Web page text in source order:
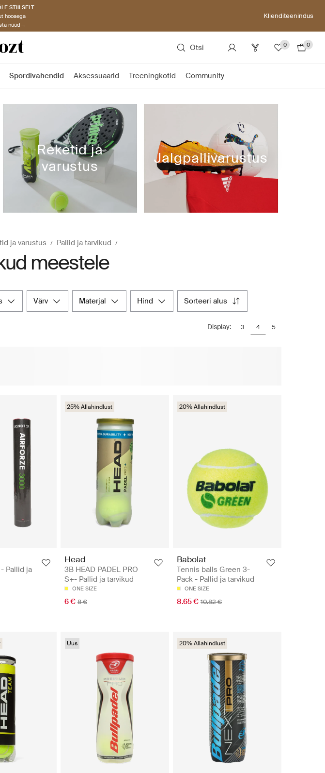
STIILSELT
hooaega
nüüd→
Klienditeenindus
Otsi 0 0
Spordivahendid Aksessuaarid Treeningkotid Community
Reketid ja
varustus
Jalgpallivarustus
ja varustus Pallid ja tarvikud
meestele
värv materjal hind sorteeri alus
Display: 3 4 5
Pallid ja
25% Allahindlust
Head
3B HEAD PADEL PRO
S+- Pallid ja tarvikud
ONE SIZE
6 € 8 €
20% Allahindlust
Babolat
Tennis balls Green 3-
Pack - Pallid ja tarvikud
ONE SIZE
8.65 € 10.82 €
Uus 20% Allahindlust